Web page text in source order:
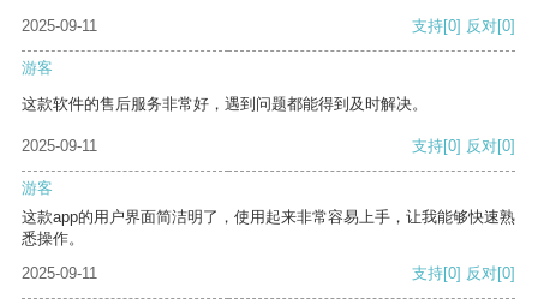
2025-09-11 支持[0] 反对[0]
游客
这款软件的售后服务非常好，遇到问题都能得到及时解决。
2025-09-11 支持[0] 反对[0]
游客
这款app的用户界面简洁明了，使用起来非常容易上手，让我能够快速熟
悉操作。
2025-09-11
支持[0] 反对[0]